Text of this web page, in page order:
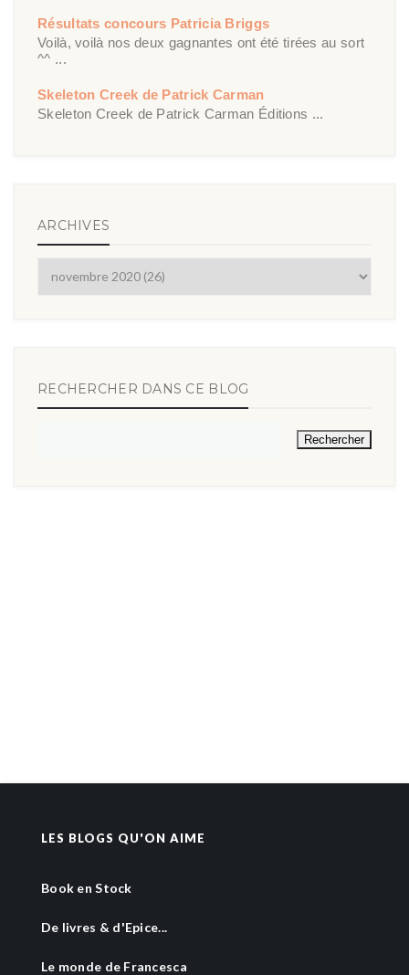
Résultats concours Patricia Briggs
Voilà, voilà nos deux gagnantes ont été tirées au sort
^^ ...
Skeleton Creek de Patrick Carman
Skeleton Creek de Patrick Carman Éditions ...
ARCHIVES
RECHERCHER DANS CE BLOG
LES BLOGS QU'ON AIME
Book en Stock
De livres & d'Epice...
Le monde de Francesca